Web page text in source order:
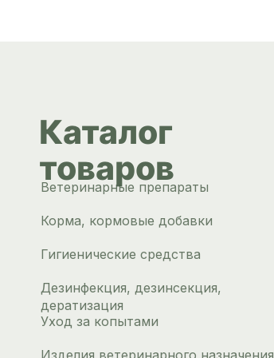
Каталог
товаров
Ветеринарные препараты
Корма, кормовые добавки
Гигиенические средства
Дезинфекция, дезинсекция,
дератизация
Уход за копытами
Изделия ветеринарного назначения